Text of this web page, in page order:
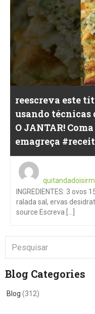
reescreva este
usando técnicas
O JANTAR!
emagreça
INGREDIENTES: 3
ralada sal, ervas
source Escreva [...]
Blog Categories
Blog (312)